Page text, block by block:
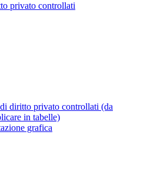
privato controllati
diritto privato controllati (da
in tabelle)
grafica